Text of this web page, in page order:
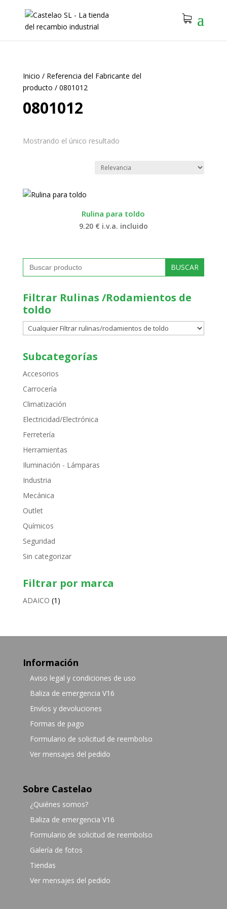
Inicio / Referencia del Fabricante del
producto / 0801012
0801012
Mostrando el único resultado
Rulina para toldo
9.20 € i.v.a. incluido
Buscar:
Filtrar Rulinas /Rodamientos de
toldo
Subcategorías
Accesorios
Carrocería
Climatización
Electricidad/Electrónica
Ferretería
Herramientas
Iluminación - Lámparas
Industria
Mecánica
Outlet
Químicos
Seguridad
Sin categorizar
Filtrar por marca
ADAICO (1)
Información
Aviso legal y condiciones de uso
Baliza de emergencia V16
Envíos y devoluciones
Formas de pago
Formulario de solicitud de reembolso
Ver mensajes del pedido
Sobre Castelao
¿Quiénes somos?
Baliza de emergencia V16
Formulario de solicitud de reembolso
Galería de fotos
Tiendas
Ver mensajes del pedido